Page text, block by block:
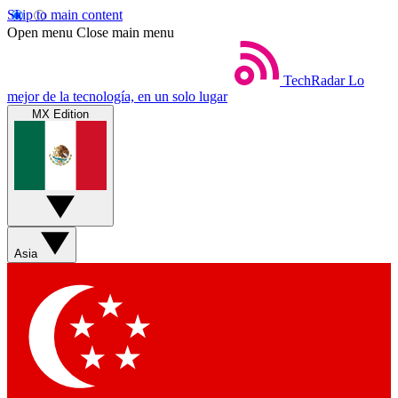
Skip to main content
Open menu Close main menu
TechRadar Lo
mejor de la tecnología, en un solo lugar
MX Edition
Asia